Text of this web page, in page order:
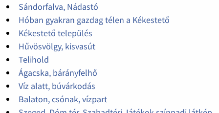
Sándorfalva, Nádastó
Hóban gyakran gazdag télen a Kékestető
Kékestető település
Hűvösvölgy, kisvasút
Telihold
Ágacska, bárányfelhő
Víz alatt, búvárkodás
Balaton, csónak, vízpart